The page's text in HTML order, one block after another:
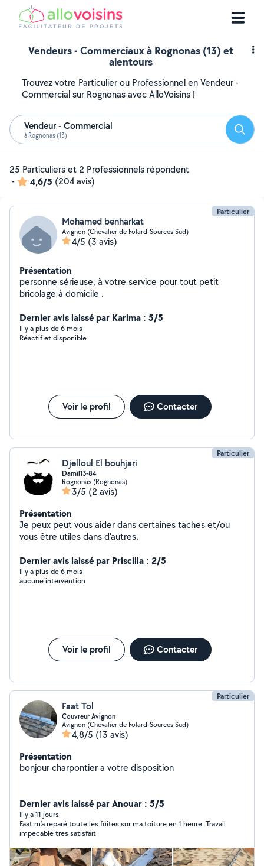
Vendeurs - Commerciaux à Rognonas (13) et
alentours
Trouvez votre Particulier ou Professionnel en Vendeur -
Commercial sur Rognonas avec AlloVoisins !
Vendeur - Commercial
à Rognonas (13)
25 Particuliers et 2 Professionnels répondent
-
4,6/5 (204 avis)
Particulier
Mohamed benharkat
Avignon (Chevalier de Folard-Sources Sud)
4/5 (3 avis)
Présentation
personne sérieuse, à votre service pour tout petit
bricolage à domicile .
Dernier avis laissé par Karima : 5/5
Il y a plus de 6 mois
Réactif et disponible
Voir le profil Contacter
Particulier
Djelloul El bouhjari
Damil13-84
Rognonas (Rognonas)
3/5 (2 avis)
Présentation
Je peux peut vous aider dans certaines taches et/ou
vous être utiles dans d'autres.
Dernier avis laissé par Priscilla : 2/5
Il y a plus de 6 mois
aucune intervention
Voir le profil Contacter
Particulier
Faat Tol
Couvreur Avignon
Avignon (Chevalier de Folard-Sources Sud)
4,8/5 (13 avis)
Présentation
bonjour charpontier a votre disposition
Dernier avis laissé par Anouar : 5/5
Il y a 11 jours
Faat m’a reparé toute les fuites sur ma toiture en 1 heure. Travail
impecable tres satisfait